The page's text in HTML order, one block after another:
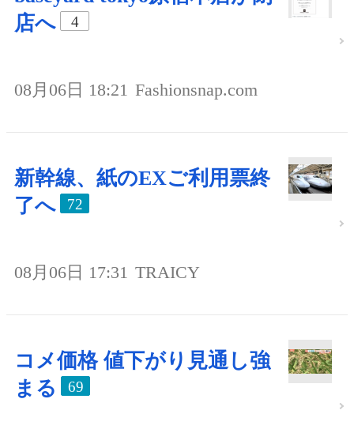
店へ
4
08月06日 18:21 Fashionsnap.com
新幹線、紙のEXご利用票終
了へ
72
08月06日 17:31 TRAICY
コメ価格 値下がり見通し強
まる
69